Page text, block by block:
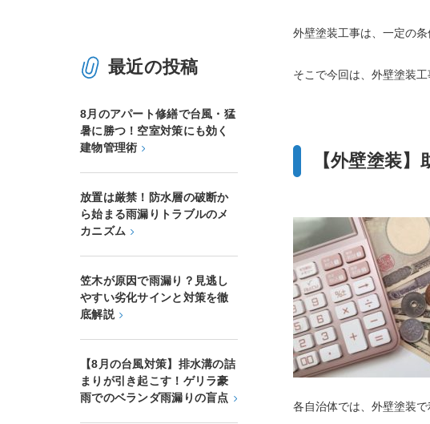
最近の投稿
8月のアパート修繕で台風・猛
暑に勝つ！空室対策にも効く
建物管理術
放置は厳禁！防水層の破断か
ら始まる雨漏りトラブルのメ
カニズム
笠木が原因で雨漏り？見逃し
やすい劣化サインと対策を徹
底解説
【8月の台風対策】排水溝の詰
まりが引き起こす！ゲリラ豪
雨でのベランダ雨漏りの盲点
外壁塗装工事は、一定の
そこで今回は、外壁塗装
【外壁塗装
各自治体では、外壁塗装